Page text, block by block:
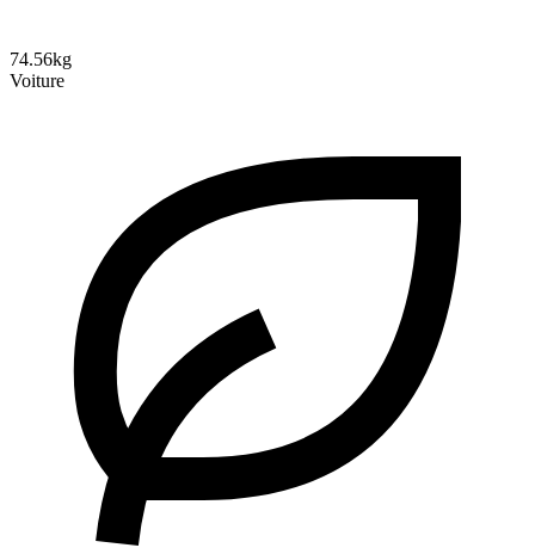
74.56kg
Voiture